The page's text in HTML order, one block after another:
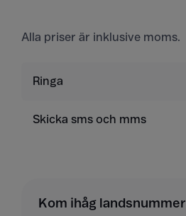
Alla priser är inklusive moms.
Ringa
Skicka sms och mms
Kom ihåg landsnummer